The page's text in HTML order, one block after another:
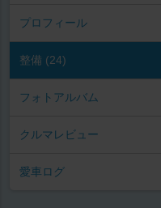
プロフィール
整備 (24)
フォトアルバム
クルマレビュー
愛車ログ